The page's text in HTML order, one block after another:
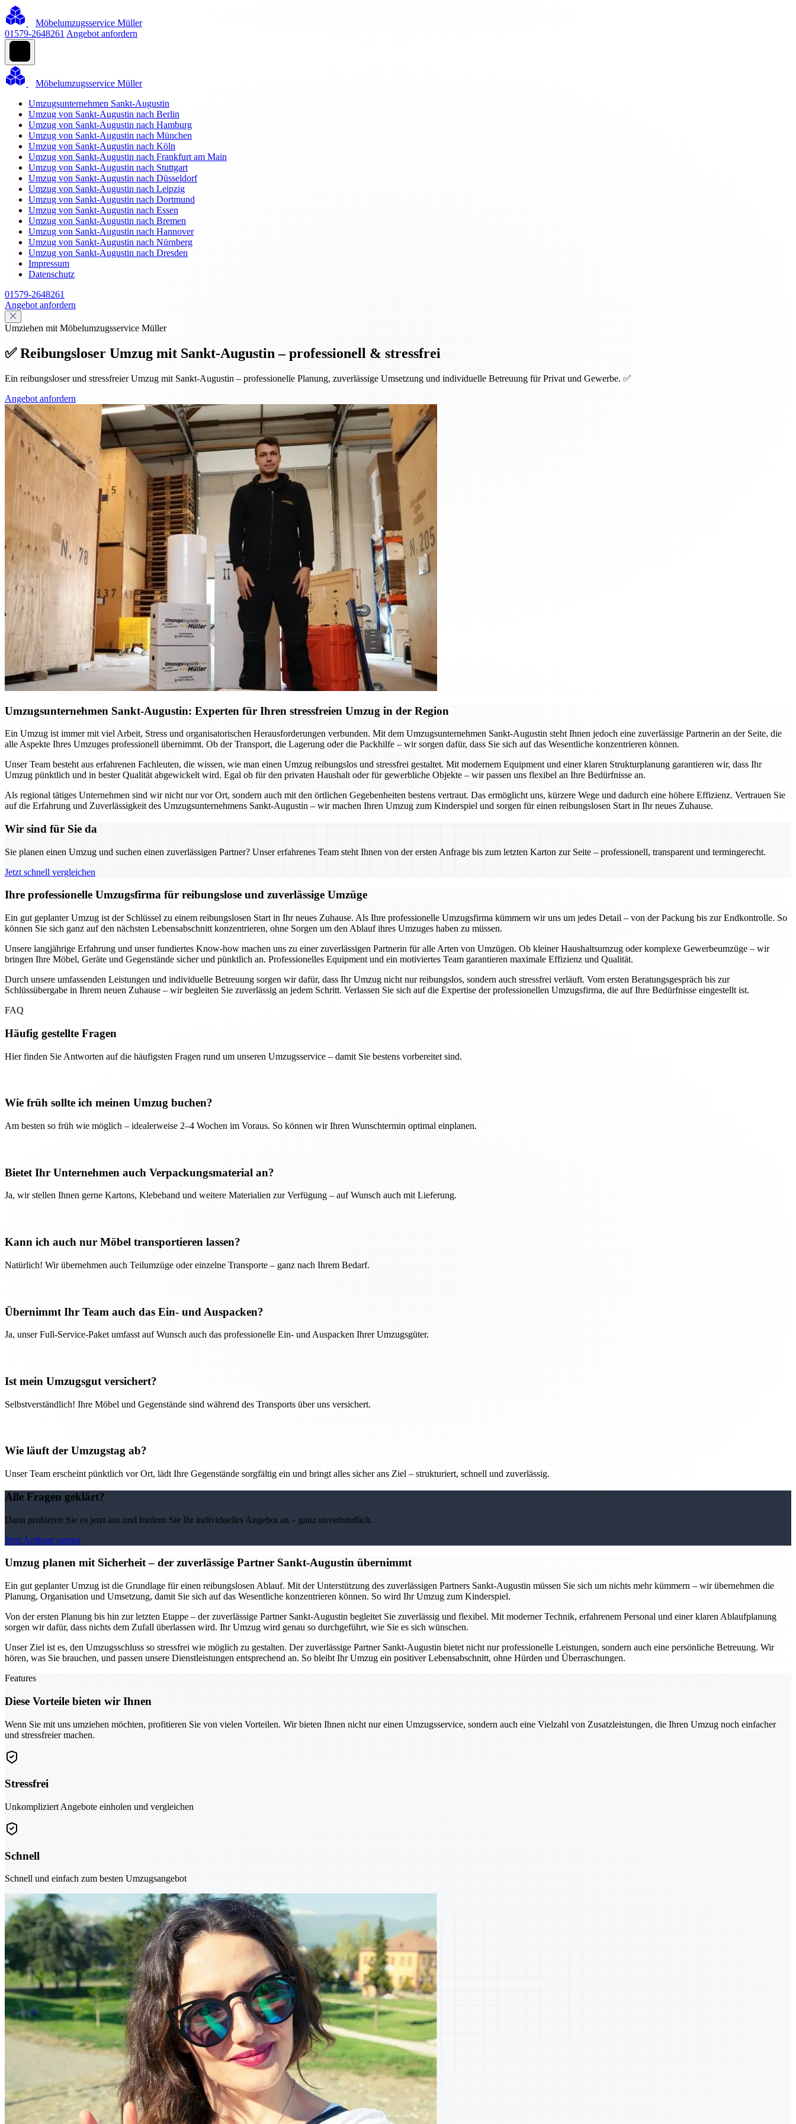
Möbelumzugsservice Müller
01579-2648261 Angebot anfordern
Möbelumzugsservice Müller
Umzugsunternehmen Sankt-Augustin
Umzug von Sankt-Augustin nach Berlin
Umzug von Sankt-Augustin nach Hamburg
Umzug von Sankt-Augustin nach München
Umzug von Sankt-Augustin nach Köln
Umzug von Sankt-Augustin nach Frankfurt am Main
Umzug von Sankt-Augustin nach Stuttgart
Umzug von Sankt-Augustin nach Düsseldorf
Umzug von Sankt-Augustin nach Leipzig
Umzug von Sankt-Augustin nach Dortmund
Umzug von Sankt-Augustin nach Essen
Umzug von Sankt-Augustin nach Bremen
Umzug von Sankt-Augustin nach Hannover
Umzug von Sankt-Augustin nach Nürnberg
Umzug von Sankt-Augustin nach Dresden
Impressum
Datenschutz
01579-2648261
Angebot anfordern
Umziehen mit Möbelumzugsservice Müller
✅ Reibungsloser Umzug mit Sankt-Augustin – professionell & stressfrei
Ein reibungsloser und stressfreier Umzug mit Sankt-Augustin – professionelle Planung, zuverlässige Umsetzung und individuelle Betreuung für Privat und Gewerbe. ✅
Angebot anfordern
Umzugsunternehmen Sankt-Augustin: Experten für Ihren stressfreien Umzug in der Region
Ein Umzug ist immer mit viel Arbeit, Stress und organisatorischen Herausforderungen verbunden. Mit dem Umzugsunternehmen Sankt-Augustin steht Ihnen jedoch eine zuverlässige Partnerin an der Seite, die
alle Aspekte Ihres Umzuges professionell übernimmt. Ob der Transport, die Lagerung oder die Packhilfe – wir sorgen dafür, dass Sie sich auf das Wesentliche konzentrieren können.
Unser Team besteht aus erfahrenen Fachleuten, die wissen, wie man einen Umzug reibungslos und stressfrei gestaltet. Mit modernem Equipment und einer klaren Strukturplanung garantieren wir, dass Ihr
Umzug pünktlich und in bester Qualität abgewickelt wird. Egal ob für den privaten Haushalt oder für gewerbliche Objekte – wir passen uns flexibel an Ihre Bedürfnisse an.
Als regional tätiges Unternehmen sind wir nicht nur vor Ort, sondern auch mit den örtlichen Gegebenheiten bestens vertraut. Das ermöglicht uns, kürzere Wege und dadurch eine höhere Effizienz. Vertrauen Sie
auf die Erfahrung und Zuverlässigkeit des Umzugsunternehmens Sankt-Augustin – wir machen Ihren Umzug zum Kinderspiel und sorgen für einen reibungslosen Start in Ihr neues Zuhause.
Wir sind für Sie da
Sie planen einen Umzug und suchen einen zuverlässigen Partner? Unser erfahrenes Team steht Ihnen von der ersten Anfrage bis zum letzten Karton zur Seite – professionell, transparent und termingerecht.
Jetzt schnell vergleichen
Ihre professionelle Umzugsfirma für reibungslose und zuverlässige Umzüge
Ein gut geplanter Umzug ist der Schlüssel zu einem reibungslosen Start in Ihr neues Zuhause. Als Ihre professionelle Umzugsfirma kümmern wir uns um jedes Detail – von der Packung bis zur Endkontrolle. So
können Sie sich ganz auf den nächsten Lebensabschnitt konzentrieren, ohne Sorgen um den Ablauf ihres Umzuges haben zu müssen.
Unsere langjährige Erfahrung und unser fundiertes Know-how machen uns zu einer zuverlässigen Partnerin für alle Arten von Umzügen. Ob kleiner Haushaltsumzug oder komplexe Gewerbeumzüge – wir
bringen Ihre Möbel, Geräte und Gegenstände sicher und pünktlich an. Professionelles Equipment und ein motiviertes Team garantieren maximale Effizienz und Qualität.
Durch unsere umfassenden Leistungen und individuelle Betreuung sorgen wir dafür, dass Ihr Umzug nicht nur reibungslos, sondern auch stressfrei verläuft. Vom ersten Beratungsgespräch bis zur
Schlüssübergabe in Ihrem neuen Zuhause – wir begleiten Sie zuverlässig an jedem Schritt. Verlassen Sie sich auf die Expertise der professionellen Umzugsfirma, die auf Ihre Bedürfnisse eingestellt ist.
FAQ
Häufig gestellte Fragen
Hier finden Sie Antworten auf die häufigsten Fragen rund um unseren Umzugsservice – damit Sie bestens vorbereitet sind.
Wie früh sollte ich meinen Umzug buchen?
Am besten so früh wie möglich – idealerweise 2–4 Wochen im Voraus. So können wir Ihren Wunschtermin optimal einplanen.
Bietet Ihr Unternehmen auch Verpackungsmaterial an?
Ja, wir stellen Ihnen gerne Kartons, Klebeband und weitere Materialien zur Verfügung – auf Wunsch auch mit Lieferung.
Kann ich auch nur Möbel transportieren lassen?
Natürlich! Wir übernehmen auch Teilumzüge oder einzelne Transporte – ganz nach Ihrem Bedarf.
Übernimmt Ihr Team auch das Ein- und Auspacken?
Ja, unser Full-Service-Paket umfasst auf Wunsch auch das professionelle Ein- und Auspacken Ihrer Umzugsgüter.
Ist mein Umzugsgut versichert?
Selbstverständlich! Ihre Möbel und Gegenstände sind während des Transports über uns versichert.
Wie läuft der Umzugstag ab?
Unser Team erscheint pünktlich vor Ort, lädt Ihre Gegenstände sorgfältig ein und bringt alles sicher ans Ziel – strukturiert, schnell und zuverlässig.
Alle Fragen geklärt?
Dann probieren Sie es jetzt aus und fordern Sie Ihr individuelles Angebot an – ganz unverbindlich.
Jetzt Anfrage starten
Umzug planen mit Sicherheit – der zuverlässige Partner Sankt-Augustin übernimmt
Ein gut geplanter Umzug ist die Grundlage für einen reibungslosen Ablauf. Mit der Unterstützung des zuverlässigen Partners Sankt-Augustin müssen Sie sich um nichts mehr kümmern – wir übernehmen die
Planung, Organisation und Umsetzung, damit Sie sich auf das Wesentliche konzentrieren können. So wird Ihr Umzug zum Kinderspiel.
Von der ersten Planung bis hin zur letzten Etappe – der zuverlässige Partner Sankt-Augustin begleitet Sie zuverlässig und flexibel. Mit moderner Technik, erfahrenem Personal und einer klaren Ablaufplanung
sorgen wir dafür, dass nichts dem Zufall überlassen wird. Ihr Umzug wird genau so durchgeführt, wie Sie es sich wünschen.
Unser Ziel ist es, den Umzugsschluss so stressfrei wie möglich zu gestalten. Der zuverlässige Partner Sankt-Augustin bietet nicht nur professionelle Leistungen, sondern auch eine persönliche Betreuung. Wir
hören, was Sie brauchen, und passen unsere Dienstleistungen entsprechend an. So bleibt Ihr Umzug ein positiver Lebensabschnitt, ohne Hürden und Überraschungen.
Features
Diese Vorteile bieten wir Ihnen
Wenn Sie mit uns umziehen möchten, profitieren Sie von vielen Vorteilen. Wir bieten Ihnen nicht nur einen Umzugsservice, sondern auch eine Vielzahl von Zusatzleistungen, die Ihren Umzug noch einfacher
und stressfreier machen.
Stressfrei
Unkompliziert Angebote einholen und vergleichen
Schnell
Schnell und einfach zum besten Umzugsangebot